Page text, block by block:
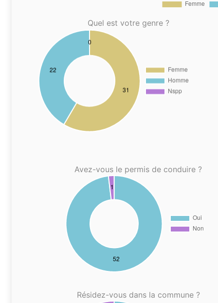
Quel est votre genre ?
Avez-vous le permis de conduire ?
Résidez-vous dans la commune ?